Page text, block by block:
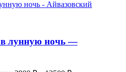
лунную ночь —